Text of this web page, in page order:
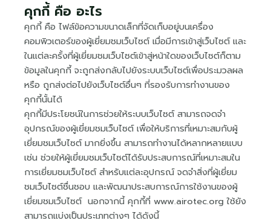
คุกกี้ คือ อะไร
คุกกี้ คือ ไฟล์ข้อความขนาดเล็กที่จัดเก็บอยู่บนเครื่อง
คอมพิวเตอร์ของผู้เยี่ยมชมเว็บไซต์ เมื่อมีการเข้าสู่เว็บไซต์ และ
ในแต่ละครั้งที่ผู้เยี่ยมชมเว็บไซต์เข้าสู่หน้าใดของเว็บไซต์ก็ตาม
ข้อมูลในคุกกี้ จะถูกส่งกลับไปยังระบบเว็บไซต์เพื่อประมวลผล
หรือ ถูกส่งต่อไปยังเว็บไซต์อื่นๆ ที่รองรับการทำงานของ
คุกกี้นั้นได้
คุกกี้มีประโยชน์ในการช่วยให้ระบบเว็บไซต์ สามารถจดจำ
อุปกรณ์ของผู้เยี่ยมชมเว็บไซต์ เพื่อให้บริการที่เหมาะสมกับผู้
เยี่ยมชมเว็บไซต์ มากยิ่งขึ้น สามารถทำงานได้หลากหลายแบบ
เช่น ช่วยให้ผู้เยี่ยมชมเว็บไซต์ได้รับประสบการณ์ที่เหมาะสมใน
การเยี่ยมชมเว็บไซต์ สำหรับแต่ละอุปกรณ์ จดจำสิ่งที่ผู้เยี่ยม
ชมเว็บไซต์ชื่นชอบ และพัฒนาประสบการณ์การใช้งานของผู้
เยี่ยมชมเว็บไซต์ นอกจากนี้ คุกกี้ที่ www.airotec.org ใช้ยัง
สามารถแบ่งเป็นประเภทต่างๆ ได้ดังนี้